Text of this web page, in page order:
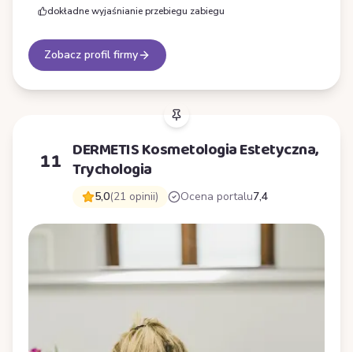
dokładne wyjaśnianie przebiegu zabiegu
Zobacz profil firmy
11 DERMETIS Kosmetologia Estetyczna,
Trychologia
5,0(21 opinii) Ocena portalu7,4